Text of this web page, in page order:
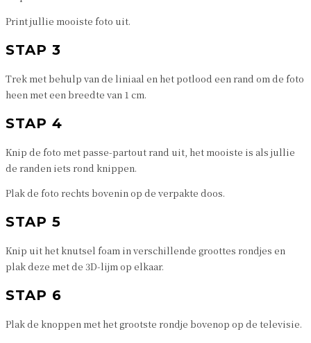
Print jullie mooiste foto uit.
STAP 3
Trek met behulp van de liniaal en het potlood een rand om de foto
heen met een breedte van 1 cm.
STAP 4
Knip de foto met passe-partout rand uit, het mooiste is als jullie
de randen iets rond knippen.
Plak de foto rechts bovenin op de verpakte doos.
STAP 5
Knip uit het knutsel foam in verschillende groottes rondjes en
plak deze met de 3D-lijm op elkaar.
STAP 6
Plak de knoppen met het grootste rondje bovenop op de televisie.